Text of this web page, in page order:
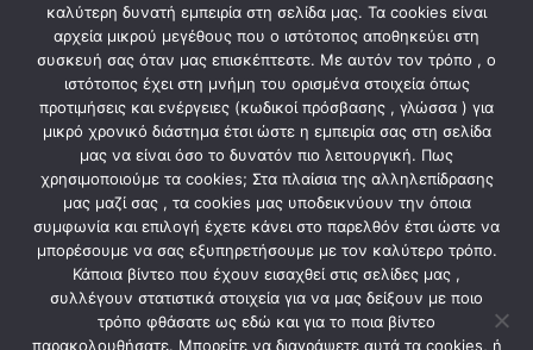
Διαστάσεις
• Προϊόντος: 14 x 12 x 8 (εκατοστά)
• Συσκευασίας: 14 x 12 x 8 (εκατοστά)
• Βάρος σε συσκευασία: 0,133 kg
ΣΧΕΤΙΚΆ ΠΡΟΪΌΝΤΑ
καλύτερη δυνατή εμπειρία στη σελίδα μας. Τα cookies είναι
αρχεία μικρού μεγέθους που ο ιστότοπος αποθηκεύει στη
συσκευή σας όταν μας επισκέπτεστε. Με αυτόν τον τρόπο , ο
ιστότοπος έχει στη μνήμη του ορισμένα στοιχεία όπως
προτιμήσεις και ενέργειες (κωδικοί πρόσβασης , γλώσσα ) για
μικρό χρονικό διάστημα έτσι ώστε η εμπειρία σας στη σελίδα
μας να είναι όσο το δυνατόν πιο λειτουργική. Πως
χρησιμοποιούμε τα cookies; Στα πλαίσια της αλληλεπίδρασης
μας μαζί σας , τα cookies μας υποδεικνύουν την όποια
συμφωνία και επιλογή έχετε κάνει στο παρελθόν έτσι ώστε να
μπορέσουμε να σας εξυπηρετήσουμε με τον καλύτερο τρόπο.
Κάποια βίντεο που έχουν εισαχθεί στις σελίδες μας ,
συλλέγουν στατιστικά στοιχεία για να μας δείξουν με ποιο
τρόπο φθάσατε ως εδώ και για το ποια βίντεο
παρακολουθήσατε. Μπορείτε να διαγράψετε αυτά τα cookies, ή